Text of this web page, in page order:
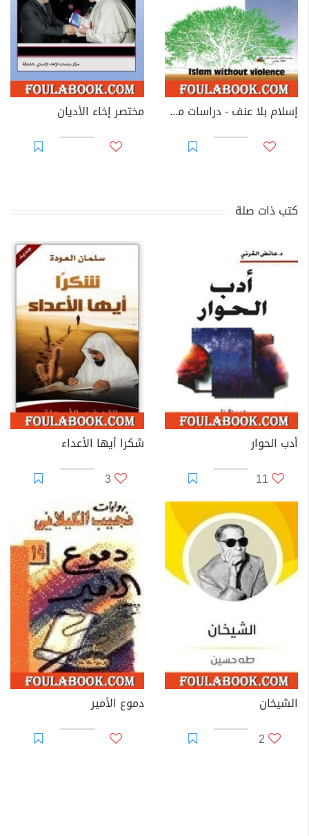
إسلام بلا عنف - دراسات من أجل لا عنف إسلامي مختصر إخاء الأديان
كتب ذات صلة
أدب الحوار
11
شكرا أيها الأعداء
3
الشيخان
2
دموع الأمير